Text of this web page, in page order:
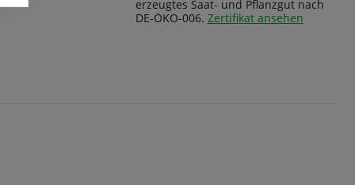
erzeugtes Saat- und Pflanzgut nach
DE-ÖKO-006. Zertifikat ansehen